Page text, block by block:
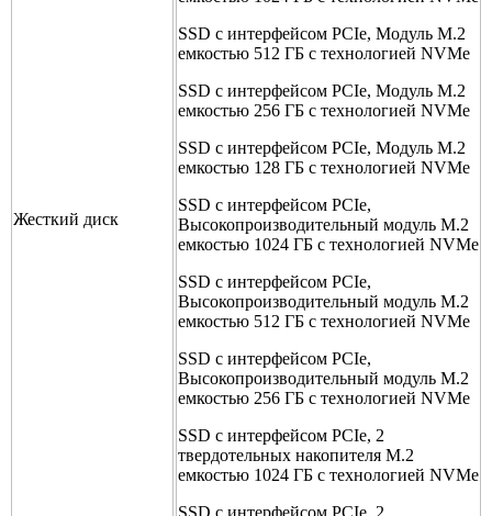
Жесткий диск
SSD с интерфейсом PCIe, Модуль M.2
емкостью 512 ГБ с технологией NVMe
SSD с интерфейсом PCIe, Модуль M.2
емкостью 256 ГБ с технологией NVMe
SSD с интерфейсом PCIe, Модуль M.2
емкостью 128 ГБ с технологией NVMe
SSD с интерфейсом PCIe,
Высокопроизводительный модуль M.2
емкостью 1024 ГБ с технологией NVMe
SSD с интерфейсом PCIe,
Высокопроизводительный модуль M.2
емкостью 512 ГБ с технологией NVMe
SSD с интерфейсом PCIe,
Высокопроизводительный модуль M.2
емкостью 256 ГБ с технологией NVMe
SSD с интерфейсом PCIe, 2
твердотельных накопителя M.2
емкостью 1024 ГБ с технологией NVMe
SSD с интерфейсом PCIe, 2